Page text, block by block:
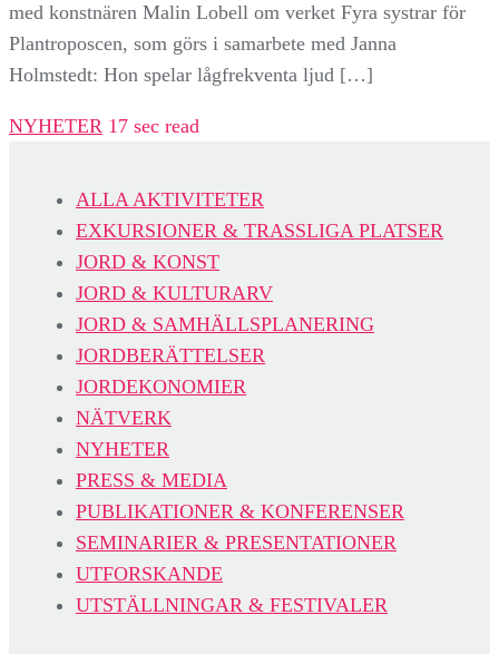
med konstnären Malin Lobell om verket Fyra systrar för
Plantroposcen, som görs i samarbete med Janna
Holmstedt: Hon spelar lågfrekventa ljud […]
NYHETER 17 sec read
ALLA AKTIVITETER
EXKURSIONER & TRASSLIGA PLATSER
JORD & KONST
JORD & KULTURARV
JORD & SAMHÄLLSPLANERING
JORDBERÄTTELSER
JORDEKONOMIER
NÄTVERK
NYHETER
PRESS & MEDIA
PUBLIKATIONER & KONFERENSER
SEMINARIER & PRESENTATIONER
UTFORSKANDE
UTSTÄLLNINGAR & FESTIVALER